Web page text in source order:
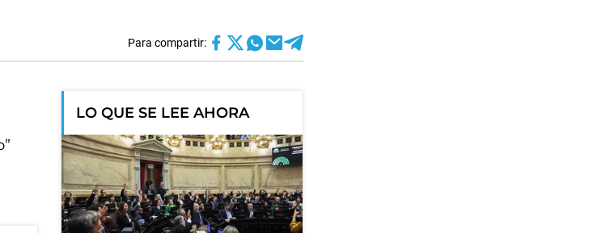
Para compartir:
LO QUE SE LEE AHORA